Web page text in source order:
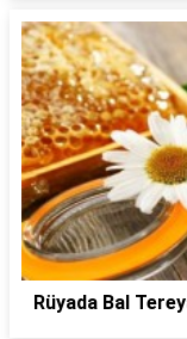
Rüyada Bal